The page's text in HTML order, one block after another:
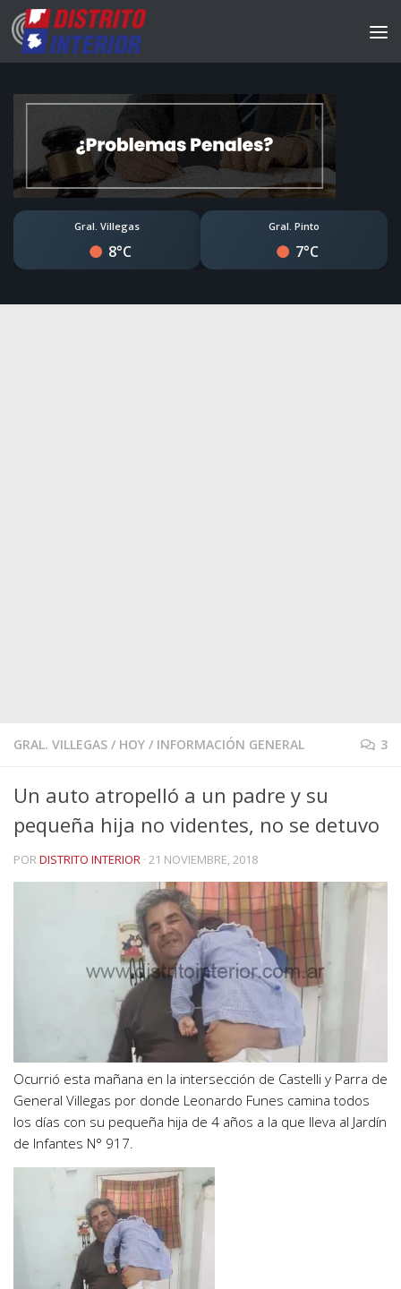
Gral. Villegas
8°C
Gral. Pinto
7°C
GRAL. VILLEGAS / HOY / INFORMACIÓN GENERAL 3
Un auto atropelló a un padre y su
pequeña hija no videntes, no se detuvo
PORDISTRITO INTERIOR · 21 NOVIEMBRE, 2018
Ocurrió esta mañana en la intersección de Castelli y Parra de
General Villegas por donde Leonardo Funes camina todos
los días con su pequeña hija de 4 años a la que lleva al Jardín
de Infantes N° 917.